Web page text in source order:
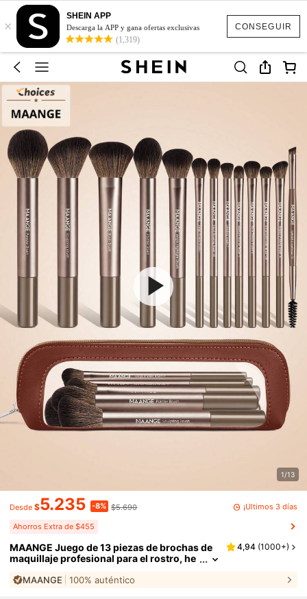
CONSEGUIR
×
SHEIN APP
Descarga la APP y gana ofertas exclusivas
(1,319)
1/13
Desde $5.235 -8% $5.690 ¡Últimos 3 días
Ahorros Extra de $455
MAANGE Juego de 13 piezas de brochas de
maquillaje profesional para el rostro, he
o brocha para base, brocha para bronceado
4,94 (1000+)
MAANGE 100% auténtico